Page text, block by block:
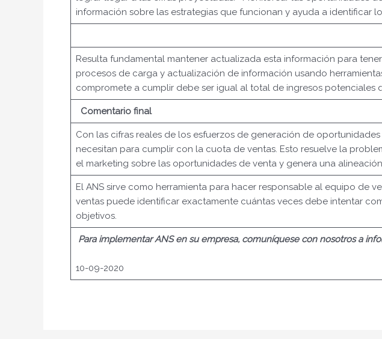
información sobre las estrategias que funcionan y ayuda a identificar
Resulta fundamental mantener actualizada esta información para
procesos de carga y actualización de información usando
compromete a cumplir debe ser igual al total de ingresos
Comentario final
Con las cifras reales de los esfuerzos de generación de
necesitan para cumplir con la cuota de ventas. Esto resuelve la
el marketing sobre las oportunidades de venta y genera una
El ANS sirve como herramienta para hacer responsable al equipo de
ventas puede identificar exactamente cuántas veces debe intentar
objetivos.
Para implementar ANS en su empresa, comuníquese con nosotros a
10-09-2020